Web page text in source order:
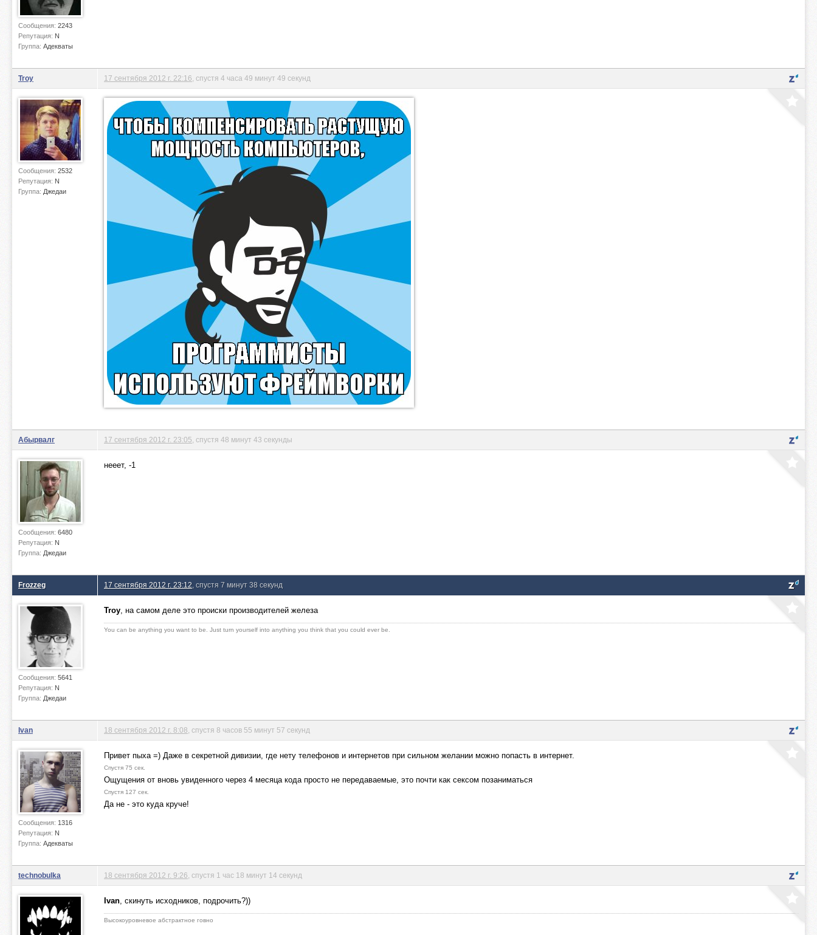
Сообщения: 2243
Репутация: N
Группа: Адекваты
Troy
Сообщения: 2532
Репутация: N
Группа: Джедаи
17 сентября 2012 г. 22:16 , спустя 4 часа 49 минут 49 секунд
Абырвалг
Сообщения: 6480
Репутация: N
Группа: Джедаи
17 сентября 2012 г. 23:05 , спустя 48 минут 43 секунды
нееет, -1
Frozzeg
Сообщения: 5641
Репутация: N
Группа: Джедаи
17 сентября 2012 г. 23:12 , спустя 7 минут 38 секунд
Troy, на самом деле это происки производителей железа
You can be anything you want to be. Just turn yourself into anything you think that you could ever be.
Ivan
Сообщения: 1316
Репутация: N
Группа: Адекваты
18 сентября 2012 г. 8:08 , спустя 8 часов 55 минут 57 секунд
Привет пыха =) Даже в секретной дивизии, где нету телефонов и интернетов при сильном желании можно попасть в интернет.
Спустя 75 сек.
Ощущения от вновь увиденного через 4 месяца кода просто не передаваемые, это почти как сексом позаниматься
Спустя 127 сек.
Да не - это куда круче!
technobulka 18 сентября 2012 г. 9:26 , спустя 1 час 18 минут 14 секунд
Ivan, скинуть исходников, подрочить?))
Высокоуровневое абстрактное говно